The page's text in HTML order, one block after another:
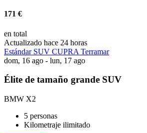
171 €
en total
Actualizado hace 24 horas
Estándar SUV CUPRA Terramar
dom, 16 ago - lun, 17 ago
Élite de tamaño grande SUV
BMW X2
5 personas
Kilometraje ilimitado